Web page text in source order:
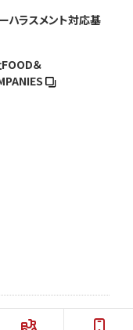
ハラスメント対応基
＆